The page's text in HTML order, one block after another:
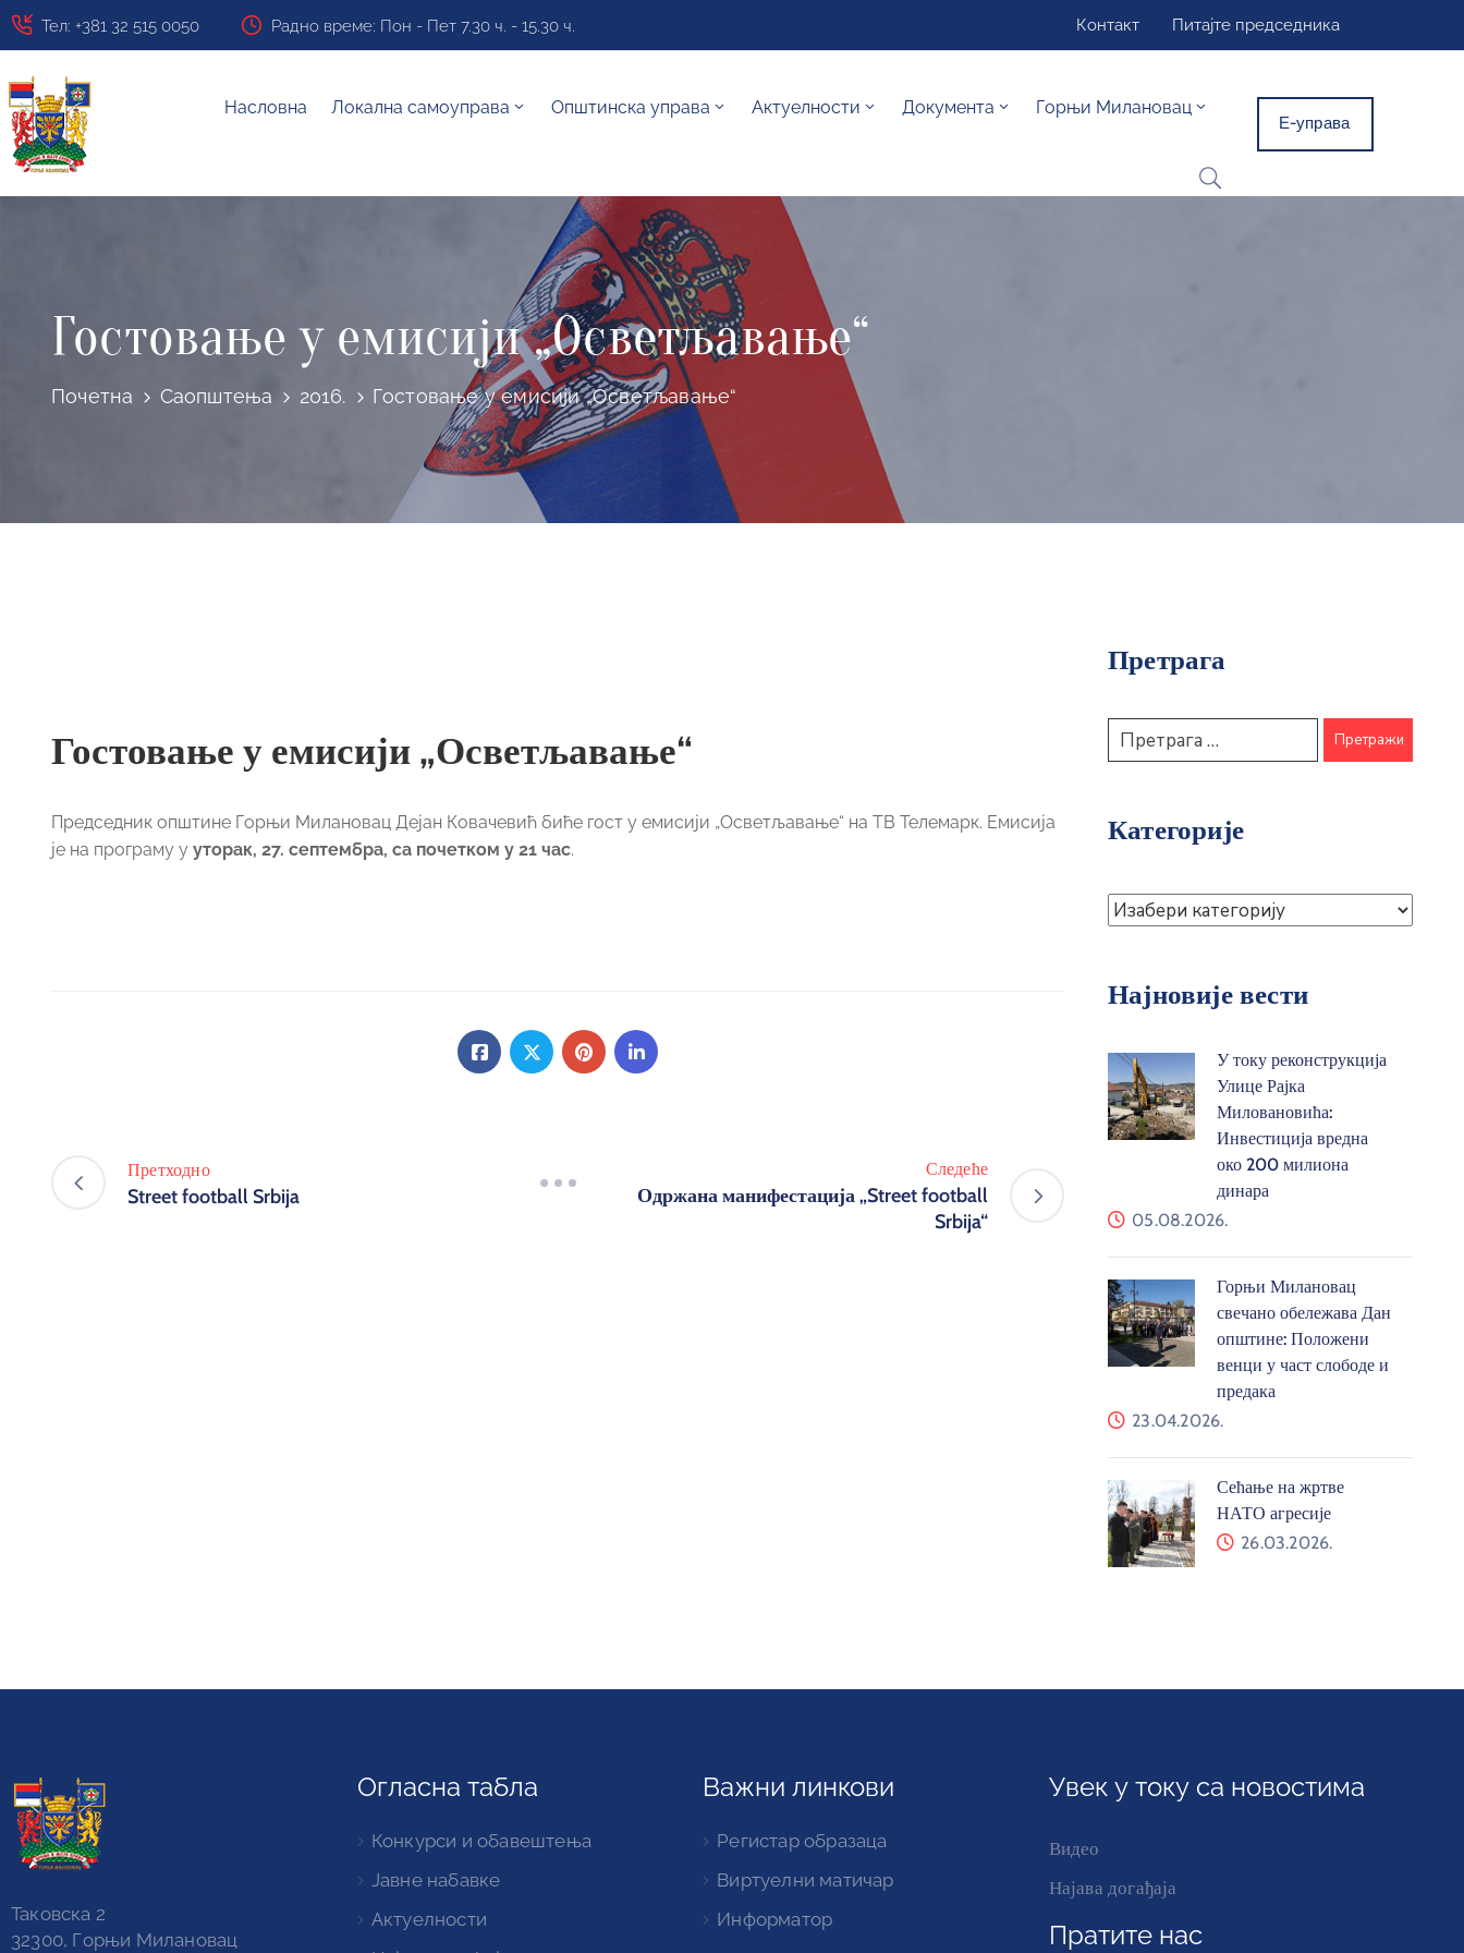
Тел: +381 32 515 0050 Радно време: Пон - Пет 7.30 ч. - 15.30 ч. Контакт Питајте председника
Насловна Локална самоуправа Општинска управа Актуелности Документа Горњи Милановац
Е-управа
Гостовање у емисији „Осветљавање“
Почетна Саопштења 2016. Гостовање у емисији „Осветљавање“
Гостовање у емисији „Осветљавање“
Председник општине Горњи Милановац Дејан Ковачевић биће гост у емисији „Осветљавање“ на ТВ Телемарк. Емисија
је на програму у уторак, 27. септембра, са почетком у 21 час.
Претходно
Street football Srbija
Следеће
Одржана манифестација „Street football
Srbija“
Претрага
Категорије
Најновије вести
У току реконструкција
Улице Рајка
Миловановића:
Инвестиција вредна
око 200 милиона
динара
05.08.2026.
Горњи Милановац
свечано обележава Дан
општине: Положени
венци у част слободе и
предака
23.04.2026.
Сећање на жртве
НАТО агресије
26.03.2026.
Таковска 2
32300, Горњи Милановац
Огласна табла
Конкурси и обавештења
Јавне набавке
Актуелности
Важни линкови
Регистар образаца
Виртуелни матичар
Информатор
Увек у току са новостима
Видео
Најава догађаја
Пратите нас